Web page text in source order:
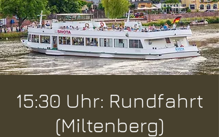
15:30 Uhr: Rundfahrt
(Miltenberg)